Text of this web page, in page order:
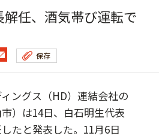
解任、酒気帯び運転で
保存
ングス（HD）連結会社の
）は14日、白石明生代表
たと発表した。11月6日